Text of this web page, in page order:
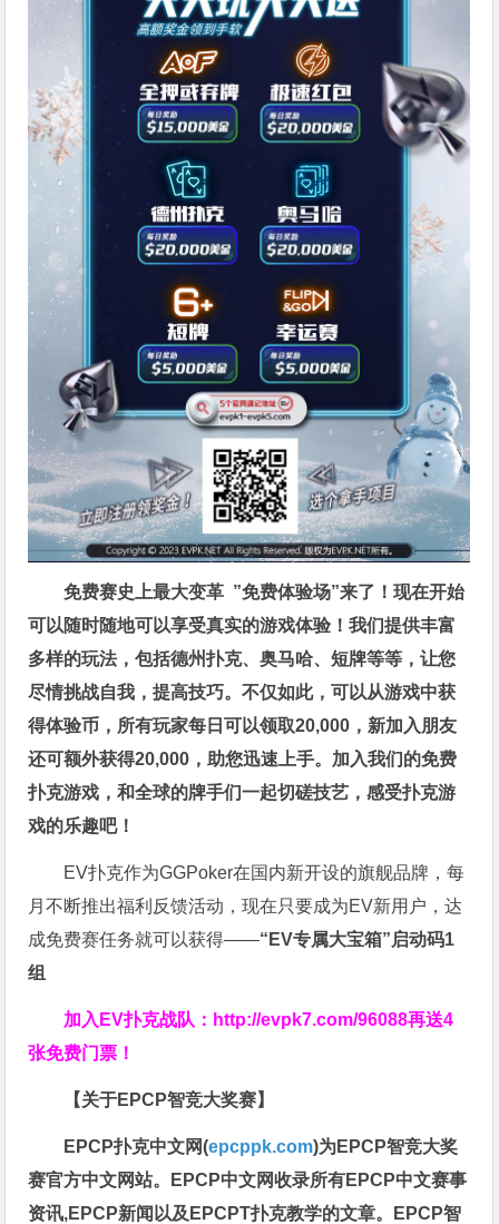
免费赛史上最大变革 ”免费体验场”来了！现在开始
可以随时随地可以享受真实的游戏体验！我们提供丰富
多样的玩法，包括德州扑克、奥马哈、短牌等等，让您
尽情挑战自我，提高技巧。不仅如此，可以从游戏中获
得体验币，所有玩家每日可以领取20,000，新加入朋友
还可额外获得20,000，助您迅速上手。 加入我们的免费
扑克游戏，和全球的牌手们一起切磋技艺，感受扑克游
戏的乐趣吧！
EV扑克作为GGPoker在国内新开设的旗舰品牌，每
月不断推出福利反馈活动，现在只要成为EV新用户，达
成免费赛任务就可以获得——“EV专属大宝箱”启动码1
组
加入EV扑克战队： http://evpk7.com/96088再送4
张免费门票！
【关于EPCP智竞大奖赛】
EPCP扑克中文网(epcppk.com)为EPCP智竞大奖
赛官方中文网站。EPCP中文网收录所有EPCP中文赛事
资讯,EPCP新闻以及EPCPT扑克教学的文章。EPCP智